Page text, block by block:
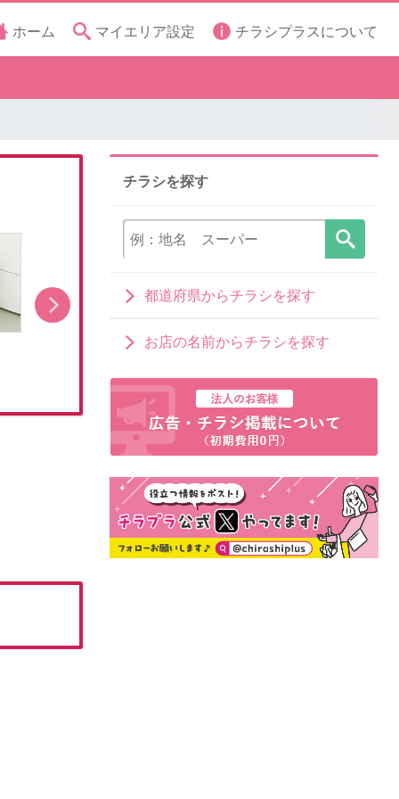
ホーム マイエリア設定 チラシプラスについて
洗濯機キャンペーン
チラシを探す
都道府県からチラシを探す
お店の名前からチラシを探す